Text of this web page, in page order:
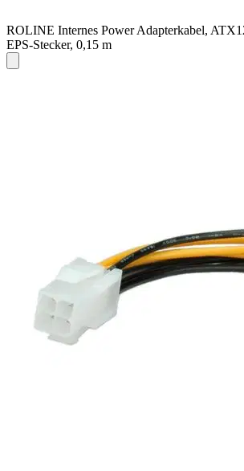
ROLINE Internes Power Adapterkabel,
EPS-Stecker, 0,15 m